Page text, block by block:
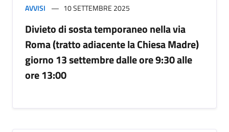
AVVISI 10 SETTEMBRE 2025
Divieto di sosta temporaneo nella via
Roma (tratto adiacente la Chiesa Madre)
giorno 13 settembre dalle ore 9:30 alle
ore 13:00